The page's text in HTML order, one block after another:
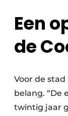
Een
de
Voor de
belang. “De
twintig jaar